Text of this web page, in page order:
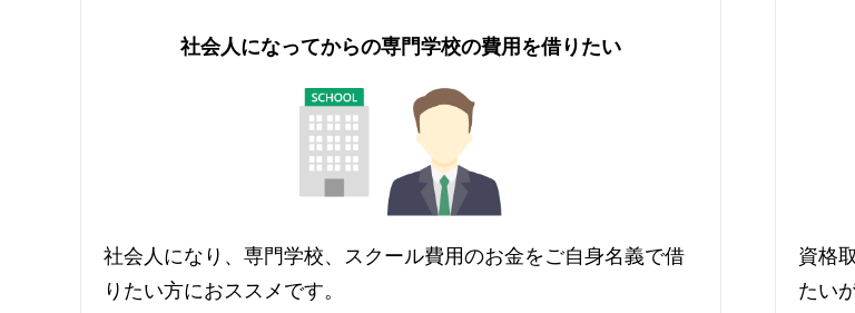
社会人になってからの専門学校の費用を借りたい
社会人になり、専門学校、スクール費用のお金をご自身名義で借
りたい方におススメです。
資格
たい